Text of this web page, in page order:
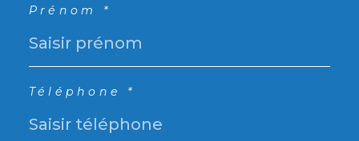
Prénom *
Téléphone *